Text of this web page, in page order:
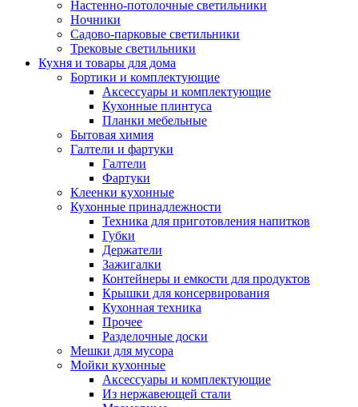
Настенно-потолочные светильники
Ночники
Садово-парковые светильники
Трековые светильники
Кухня и товары для дома
Бортики и комплектующие
Аксессуары и комплектующие
Кухонные плинтуса
Планки мебельные
Бытовая химия
Галтели и фартуки
Галтели
Фартуки
Клеенки кухонные
Кухонные принадлежности
Техника для приготовления напитков
Губки
Держатели
Зажигалки
Контейнеры и емкости для продуктов
Крышки для консервирования
Кухонная техника
Прочее
Разделочные доски
Мешки для мусора
Мойки кухонные
Аксессуары и комплектующие
Из нержавеющей стали